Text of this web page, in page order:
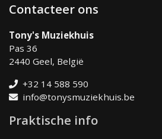
Contacteer ons
Tony's Muziekhuis
Pas 36
2440 Geel, België
+32 14 588 590
info@tonysmuziekhuis.be
Praktische info